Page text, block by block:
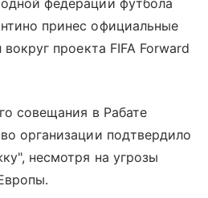
федерации футбола
принес официальные
проекта FIFA Forward
совещания в Рабате
организации подтвердило
несмотря на угрозы